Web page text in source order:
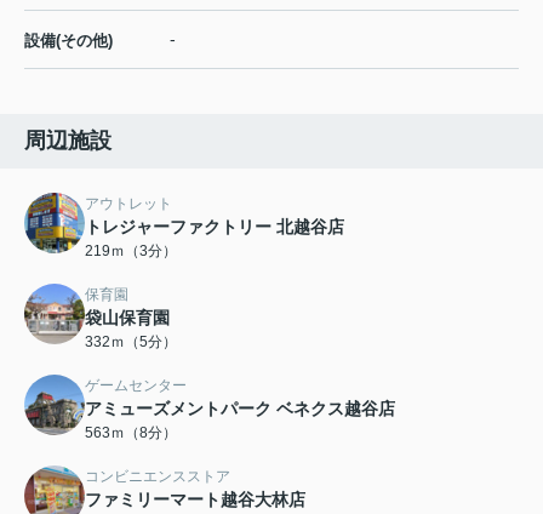
設備(その他) -
周辺施設
アウトレット
トレジャーファクトリー 北越谷店
219ｍ（3分）
保育園
袋山保育園
332ｍ（5分）
ゲームセンター
アミューズメントパーク ベネクス越谷店
563ｍ（8分）
コンビニエンスストア
ファミリーマート越谷大林店